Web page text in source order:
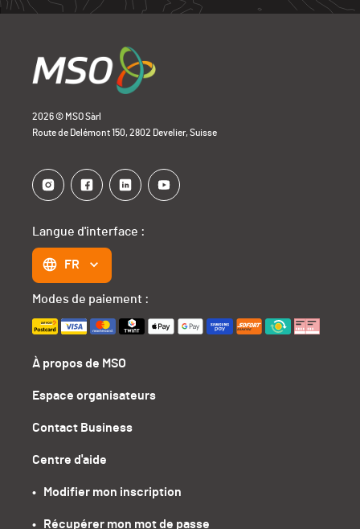
2026 © MSO Sàrl
Route de Delémont 150, 2802 Develier, Suisse
À propos de MSO
Espace organisateurs
Contact Business
Centre d'aide
•   Modifier mon inscription
•   Récupérer mon mot de passe
Langue d'interface :
FR
Modes de paiement :